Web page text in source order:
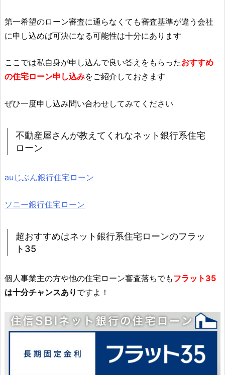
第一希望のローン審査に通らなくても審査基準が違う会社
に申し込めば可決になる可能性は十分にあります
ここでは私自身が申し込んで良い答えをもらったおすすめ
の住宅ローン申し込みをご紹介しておきます
ぜひ一度申し込み問い合わせしてみてください
不動産屋さんが教えてくれなネット銀行系住宅
ローン
auじぶん銀行住宅ローン
ソニー銀行住宅ローン
超おすすめはネット銀行系住宅ローンのフラッ
ト35
個人事業主の方や他の住宅ローン審査落ちでもフラット35
は十分チャンスあり ですよ！